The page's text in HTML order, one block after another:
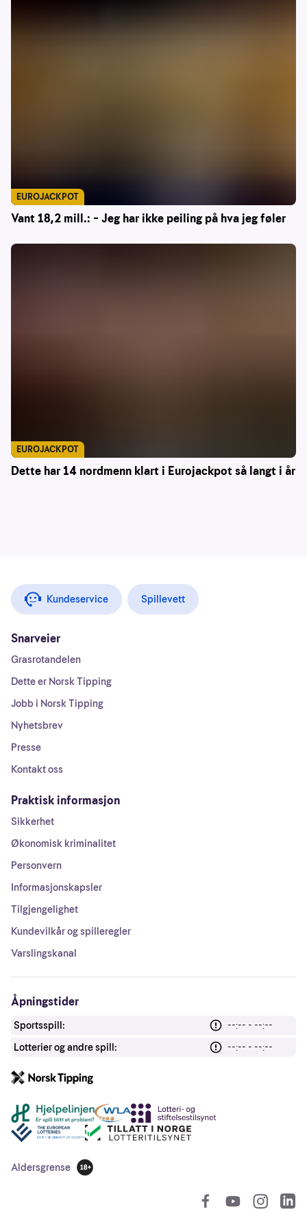
Vant 18,2 mill.: – Jeg har ikke peiling på hva jeg føler
EUROJACKPOT
Dette har 14 nordmenn klart i Eurojackpot så langt i år
EUROJACKPOT
Kundeservice Spillevett
Snarveier
Grasrotandelen
Dette er Norsk Tipping
Jobb i Norsk Tipping
Nyhetsbrev
Presse
Kontakt oss
Praktisk informasjon
Sikkerhet
Økonomisk kriminalitet
Personvern
Informasjonskapsler
Tilgjengelighet
Kundevilkår og spilleregler
Varslingskanal
Åpningstider
Sportsspill:
--:-- - --:--
Lotterier og andre spill:
--:-- - --:--
Andre lenker
Aldersgrense
18 år